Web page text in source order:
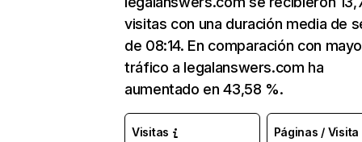
visitas con una duración media de
de 08:14. En comparación con
tráfico a legalanswers.com ha
aumentado en 43,58 %.
Visitas Páginas / Visita